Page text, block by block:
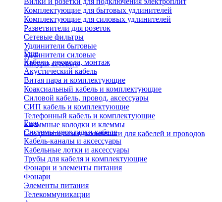
Комплектующие для бытовых удлинителей
Комплектующие для силовых удлинителей
Разветвители для розеток
Сетевые фильтры
Удлинители бытовые
Удлинители силовые
Шнуры сетевые
Еще
Кабели, провода, монтаж
Акустический кабель
Витая пара и комплектующие
Коаксиальный кабель и комплектующие
Силовой кабель, провод, аксессуары
СИП кабель и комплектующие
Телефонный кабель и комплектующие
Клеммные колодки и клеммы
Соединители и наконечники для кабелей и проводов
Еще
Системы прокладки кабеля
Кабель-каналы и аксессуары
Кабельные лотки и аксессуары
Трубы для кабеля и комплектующие
Фонари и элементы питания
Фонари
Элементы питания
Телекоммуникации